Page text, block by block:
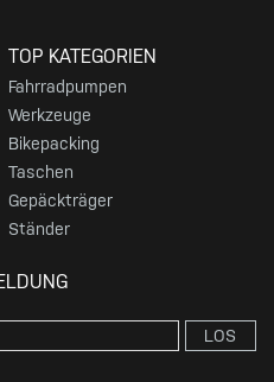
TOP KATEGORIEN
Fahrradpumpen
Werkzeuge
Bikepacking
Taschen
Gepäckträger
Ständer
LOS